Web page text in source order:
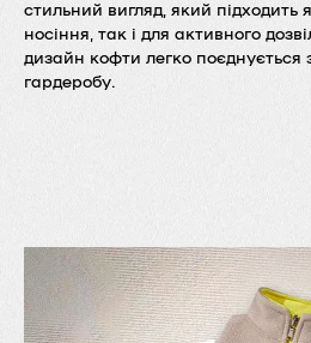
стильний вигляд, який підходить
носіння, так і для активного
дизайн кофти легко
гардеробу.